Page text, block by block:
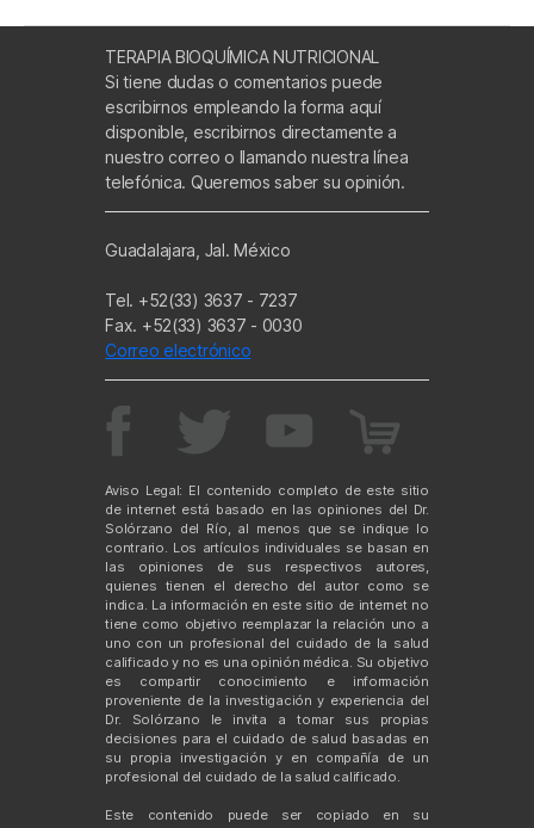
TERAPIA BIOQUÍMICA NUTRICIONAL
Si tiene dudas o comentarios puede
escribirnos empleando la forma aquí
disponible, escribirnos directamente a
nuestro correo o llamando nuestra línea
telefónica. Queremos saber su opinión.
Guadalajara, Jal. México
Tel. +52(33) 3637 - 7237
Fax. +52(33) 3637 - 0030
Correo electrónico
Aviso Legal: El contenido completo de este sitio
de internet está basado en las opiniones del Dr.
Solórzano del Río, al menos que se indique lo
contrario. Los artículos individuales se basan en
las opiniones de sus respectivos autores,
quienes tienen el derecho del autor como se
indica. La información en este sitio de internet no
tiene como objetivo reemplazar la relación uno a
uno con un profesional del cuidado de la salud
calificado y no es una opinión médica. Su objetivo
es compartir conocimiento e información
proveniente de la investigación y experiencia del
Dr. Solórzano le invita a tomar sus propias
decisiones para el cuidado de salud basadas en
su propia investigación y en compañía de un
profesional del cuidado de la salud calificado.
Este contenido puede ser copiado en su